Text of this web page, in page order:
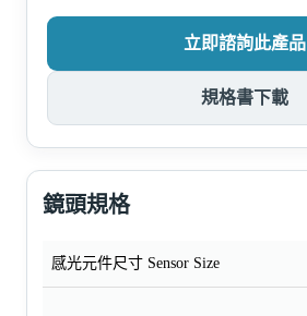
立即諮詢此產品
規格書下載
鏡頭規格
感光元件尺寸 Sensor Size